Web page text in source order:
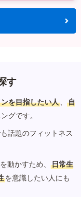
す
を目指したい人 、
自
グです。
話題のフィットネス
動かすため、
日常生
を意識したい人にも